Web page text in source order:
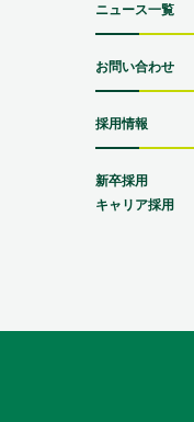
ニュース一覧
お問い合わせ
採用情報
新卒採用
キャリア採用